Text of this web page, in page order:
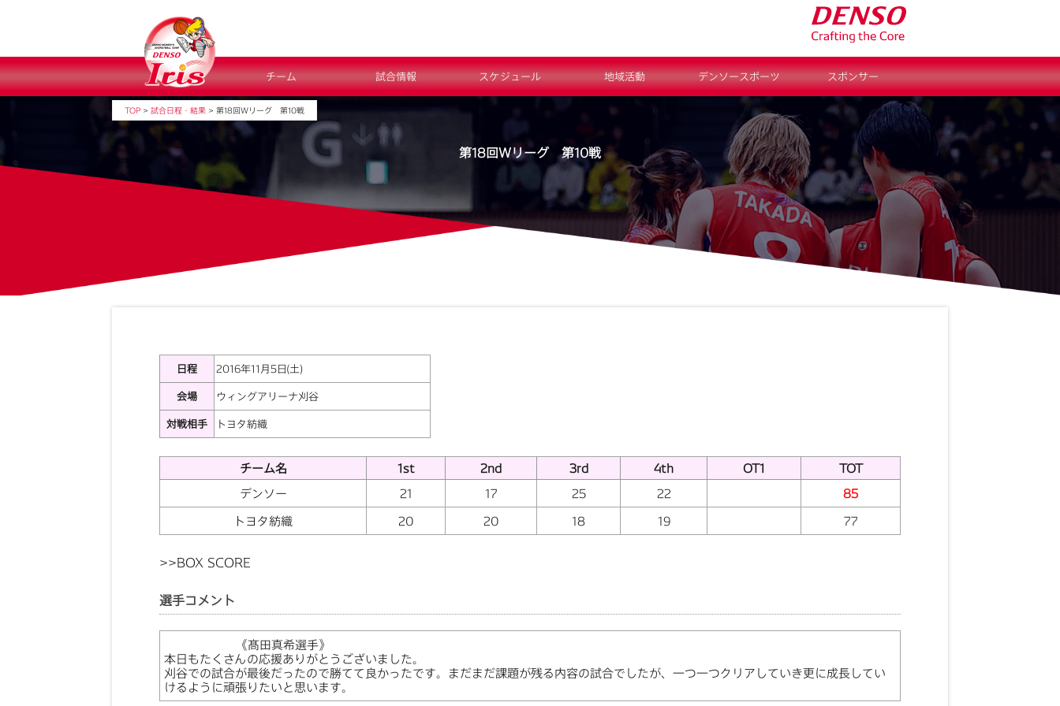
チーム 試合情報 スケジュール 地域活動 デンソースポーツ スポンサー
TOP > 試合日程・結果 > 第18回Ｗリーグ 第10戦
第18回Ｗリーグ 第10戦
日程
2016年11月5日(土)
会場
ウィングアリーナ刈谷
対戦相手
トヨタ紡織
チーム名 1st 2nd 3rd 4th OT1
TOT
デンソー
21 17 25 22
85
トヨタ紡織
20 20 18 19 77
>>BOX SCORE
選手コメント
《髙田真希選手》
本日もたくさんの応援ありがとうございました。
刈谷での試合が最後だったので勝てて良かったです。まだまだ課題が残る内容の試合でしたが、一つ一つクリアしていき更に成長してい
けるように頑張りたいと思います。